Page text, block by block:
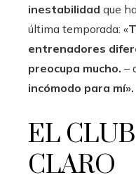
inestabilidad que
última temporada: «
entrenadores
preocupa mucho. –
incómodo para mí».
EL
CLARO